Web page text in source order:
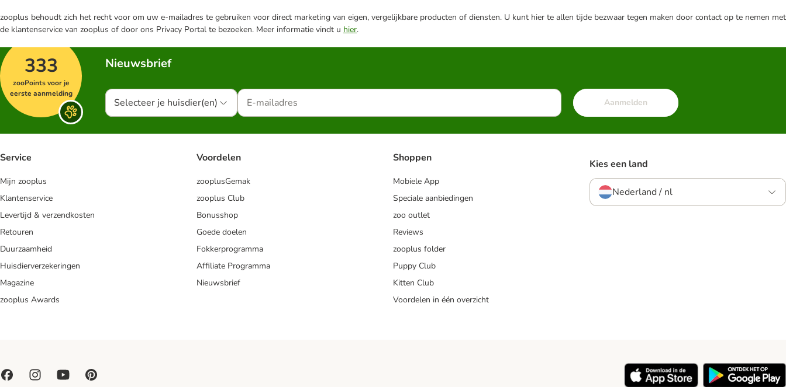
zooplus behoudt zich het recht voor om uw e-mailadres te gebruiken voor direct marketing van eigen, vergelijkbare producten of diensten. U kunt hier te allen tijde bezwaar tegen maken door contact op te nemen met
de klantenservice van zooplus of door ons Privacy Portal te bezoeken. Meer informatie vindt u hier.
333
zooPoints voor je
eerste aanmelding
Nieuwsbrief
Selecteer je huisdier(en) Aanmelden
Service
Mijn zooplus
Klantenservice
Levertijd & verzendkosten
Retouren
Duurzaamheid
Huisdierverzekeringen
Magazine
zooplus Awards
Voordelen
zooplusGemak
zooplus Club
Bonusshop
Goede doelen
Fokkerprogramma
Affiliate Programma
Nieuwsbrief
Shoppen
Mobiele App
Speciale aanbiedingen
zoo outlet
Reviews
zooplus folder
Puppy Club
Kitten Club
Voordelen in één overzicht
Kies een land
Nederland / nl